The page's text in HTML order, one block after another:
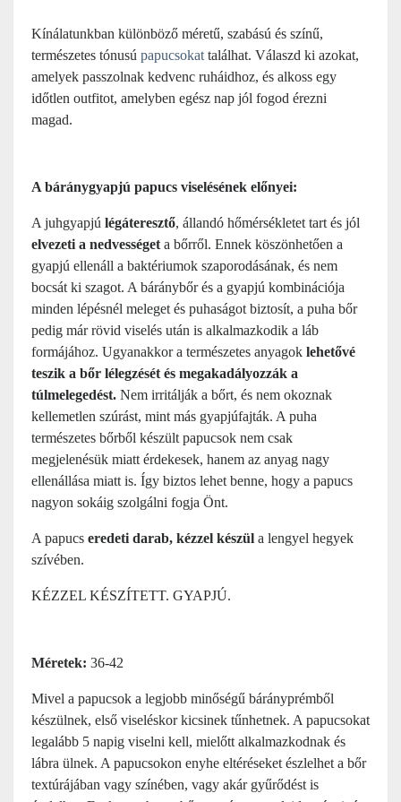
Kínálatunkban különböző méretű, szabású és színű,
természetes tónusú papucsokat találhat. Válaszd ki azokat,
amelyek passzolnak kedvenc ruháidhoz, és alkoss egy
időtlen outfitot, amelyben egész nap jól fogod érezni
magad.
A báránygyapjú papucs viselésének előnyei:
A juhgyapjú légáteresztő, állandó hőmérsékletet tart és jól
elvezeti a nedvességet a bőrről. Ennek köszönhetően a
gyapjú ellenáll a baktériumok szaporodásának, és nem
bocsát ki szagot. A báránybőr és a gyapjú kombinációja
minden lépésnél meleget és puhaságot biztosít, a puha bőr
pedig már rövid viselés után is alkalmazkodik a láb
formájához. Ugyanakkor a természetes anyagok lehetővé
teszik a bőr lélegzését és megakadályozzák a
túlmelegedést. Nem irritálják a bőrt, és nem okoznak
kellemetlen szúrást, mint más gyapjúfajták. A puha
természetes bőrből készült papucsok nem csak
megjelenésük miatt érdekesek, hanem az anyag nagy
ellenállása miatt is. Így biztos lehet benne, hogy a papucs
nagyon sokáig szolgálni fogja Önt.
A papucs eredeti darab, kézzel készül a lengyel hegyek
szívében.
KÉZZEL KÉSZÍTETT. GYAPJÚ.
Méretek: 36-42
Mivel a papucsok a legjobb minőségű bárányprémből
készülnek, első viseléskor kicsinek tűnhetnek. A papucsokat
legalább 5 napig viselni kell, mielőtt alkalmazkodnak és
lábra ülnek. A papucsokon enyhe eltéréseket észlelhet a bőr
textúrájában vagy színében, vagy akár gyűrődést is